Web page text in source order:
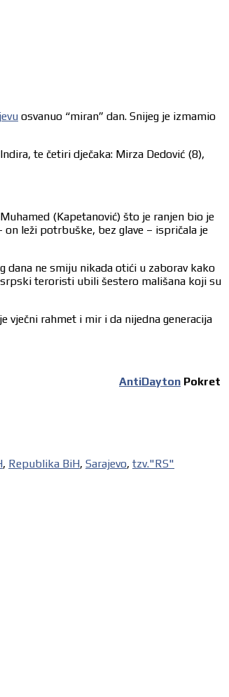
osvanuo “miran” dan. Snijeg je izmamio
te četiri dječaka: Mirza Dedović (8),
(Kapetanović) što je ranjen bio je
on leži potrbuške, bez glave – ispričala je
ne smiju nikada otići u zaborav kako
teroristi ubili šestero mališana koji su
vječni rahmet i mir i da nijedna generacija
AntiDayton Pokret
, Republika BiH, Sarajevo, tzv."RS"